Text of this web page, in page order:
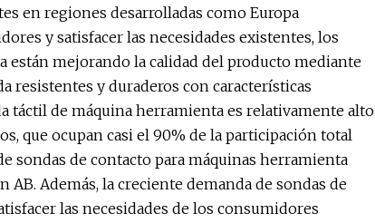
en regiones desarrolladas como Europa
y satisfacer las necesidades existentes, los
están mejorando la calidad del producto mediante
resistentes y duraderos con características
táctil de máquina herramienta es relativamente alto
que ocupan casi el 90% de la participación total
sondas de contacto para máquinas herramienta
Además, la creciente demanda de sondas de
las necesidades de los consumidores